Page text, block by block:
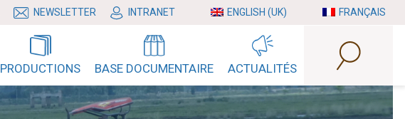
NEWSLETTER INTRANET ENGLISH (UK) FRANÇAIS
PRODUCTIONS BASE DOCUMENTAIRE ACTUALITÉS